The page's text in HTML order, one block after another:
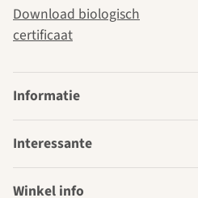
Download biologisch
certificaat
Informatie
Interessante
Winkel info